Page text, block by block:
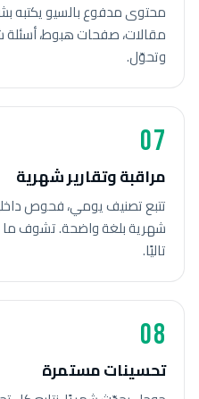
محتوى مدفوع بالسيو يكتبه
مقالات، صفحات هبوط،
وتحوّل.
07
مراقبة وتقارير شهرية
تتبع تصنيف يومي، فحوص
شهرية بلغة واضحة. تشوف ما
تاليًا.
08
تحسينات مستمرة